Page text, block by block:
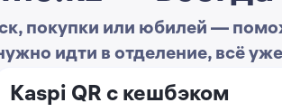
покупки или юбилей —
идти в отделение, всё
Kaspi QR с кешбэком